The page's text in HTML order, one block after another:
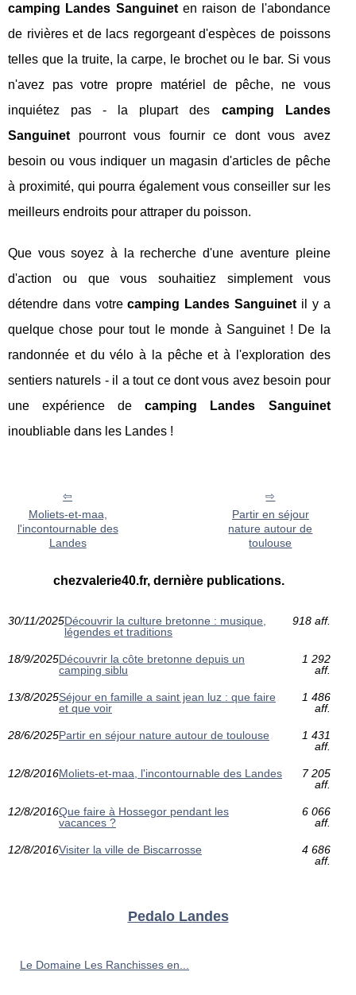
camping Landes Sanguineten raison de l'abondance
de rivières et de lacs regorgeant d'espèces de poissons
telles que la truite, la carpe, le brochet ou le bar. Si vous
n'avez pas votre propre matériel de pêche, ne vous
inquiétez pas - la plupart des camping Landes
Sanguinet pourront vous fournir ce dont vous avez
besoin ou vous indiquer un magasin d'articles de pêche
à proximité, qui pourra également vous conseiller sur les
meilleurs endroits pour attraper du poisson.
Que vous soyez à la recherche d'une aventure pleine
d'action ou que vous souhaitiez simplement vous
détendre dans votrecamping Landes Sanguinet il y a
quelque chose pour tout le monde à Sanguinet ! De la
randonnée et du vélo à la pêche et à l'exploration des
sentiers naturels - il a tout ce dont vous avez besoin pour
une expérience decamping Landes Sanguinet
inoubliable dans les Landes !
Moliets-et-maa,
l'incontournable des
Landes
Partir en séjour
nature autour de
toulouse
chezvalerie40.fr, dernière publications.
30/11/2025Découvrir la culture bretonne : musique,
légendes et traditions
918 aff.
18/9/2025Découvrir la côte bretonne depuis un
camping siblu
1 292
aff.
13/8/2025Séjour en famille a saint jean luz : que faire
et que voir
1 486
aff.
28/6/2025Partir en séjour nature autour de toulouse
1 431
aff.
12/8/2016Moliets-et-maa, l'incontournable des Landes
7 205
aff.
12/8/2016Que faire à Hossegor pendant les
vacances ?
6 066
aff.
12/8/2016Visiter la ville de Biscarrosse
4 686
aff.
Pedalo Landes
Le Domaine Les Ranchisses en...